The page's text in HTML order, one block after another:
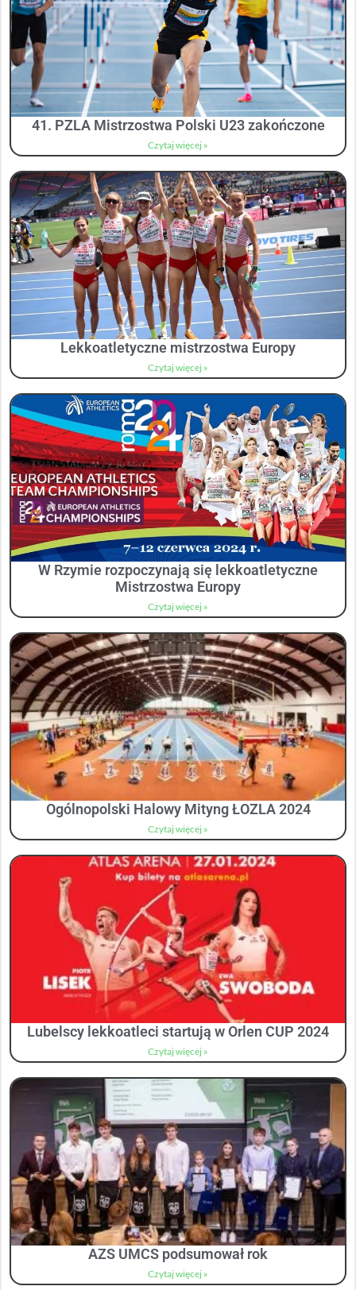
41. PZLA Mistrzostwa Polski U23 zakończone
Czytaj więcej »
Lekkoatletyczne mistrzostwa Europy
Czytaj więcej »
W Rzymie rozpoczynają się lekkoatletyczne
Mistrzostwa Europy
Czytaj więcej »
Ogólnopolski Halowy Mityng ŁOZLA 2024
Czytaj więcej »
Lubelscy lekkoatleci startują w Orlen CUP 2024
Czytaj więcej »
AZS UMCS podsumował rok
Czytaj więcej »